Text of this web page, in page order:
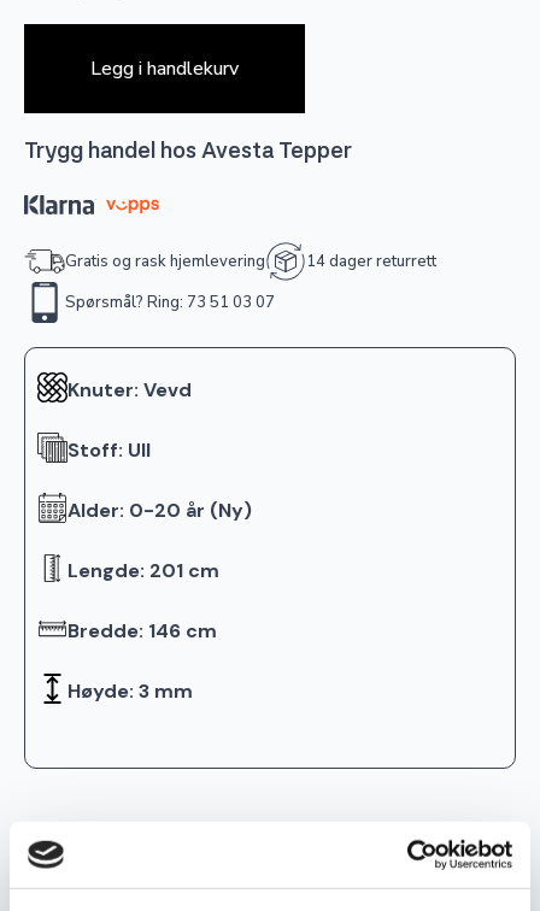
Legg i handlekurv
Trygg handel hos Avesta Tepper
Gratis og rask hjemlevering
14 dager returrett
Spørsmål? Ring: 73 51 03 07
Knuter: Vevd
Stoff: Ull
Alder: 0-20 år (Ny)
Lengde: 201 cm
Bredde: 146 cm
Høyde: 3 mm